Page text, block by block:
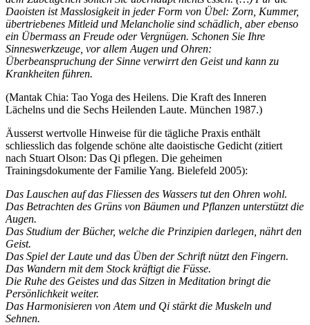
Daoisten ist Masslosigkeit in jeder Form von Übel: Zorn, Kummer,
übertriebenes Mitleid und Melancholie sind schädlich, aber ebenso
ein Übermass an Freude oder Vergnügen. Schonen Sie Ihre
Sinneswerkzeuge, vor allem Augen und Ohren:
Überbeanspruchung der Sinne verwirrt den Geist und kann zu
Krankheiten führen.
(Mantak Chia: Tao Yoga des Heilens. Die Kraft des Inneren
Lächelns und die Sechs Heilenden Laute. München 1987.)
Äusserst wertvolle Hinweise für die tägliche Praxis enthält
schliesslich das folgende schöne alte daoistische Gedicht (zitiert
nach Stuart Olson: Das Qi pflegen. Die geheimen
Trainingsdokumente der Familie Yang. Bielefeld 2005):
Das Lauschen auf das Fliessen des Wassers tut den Ohren wohl.
Das Betrachten des Grüns von Bäumen und Pflanzen unterstützt die
Augen.
Das Studium der Bücher, welche die Prinzipien darlegen, nährt den
Geist.
Das Spiel der Laute und das Üben der Schrift nützt den Fingern.
Das Wandern mit dem Stock kräftigt die Füsse.
Die Ruhe des Geistes und das Sitzen in Meditation bringt die
Persönlichkeit weiter.
Das Harmonisieren von Atem und Qi stärkt die Muskeln und
Sehnen.